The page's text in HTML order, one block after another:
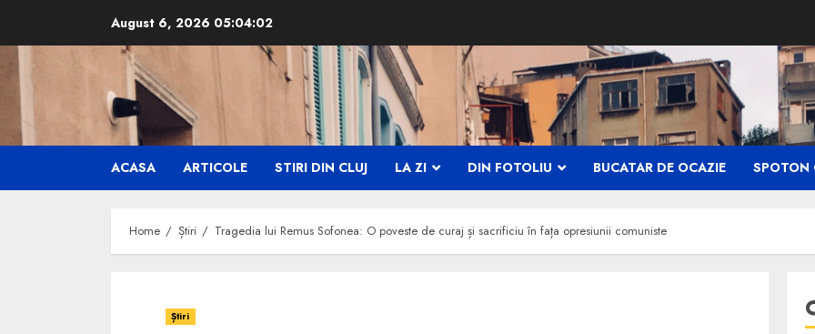
content
August 6, 2026 05:04:03
ACASA ARTICOLE STIRI DIN CLUJ LA ZI DIN FOTOLIU BUCATAR DE OCAZIE SPOTON
Home Știri Tragedia lui Remus Sofonea: O poveste de curaj și sacrificiu în fața opresiunii comuniste
Știri